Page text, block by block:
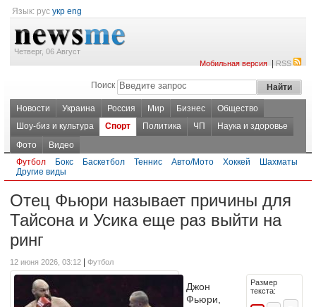
Язык: рус укр eng
Четверг, 06 Август
Мобильная версия|RSS
Поиск
Новости Украина Россия Мир Бизнес
Общество
Шоу-биз и культура
Спорт Политика ЧП
Наука и здоровье
Фото
Видео
Футбол
Бокс Баскетбол Теннис Авто/Мото Хоккей
Шахматы
Другие виды
Отец Фьюри называет причины для
Тайсона и Усика еще раз выйти на
ринг
12 июня 2026, 03:12 Футбол
Размер
текста:
Джон
Фьюри,